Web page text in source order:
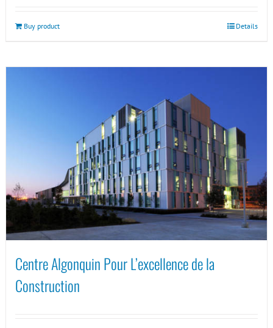
Buy product Details
Centre Algonquin Pour L’excellence de la
Construction